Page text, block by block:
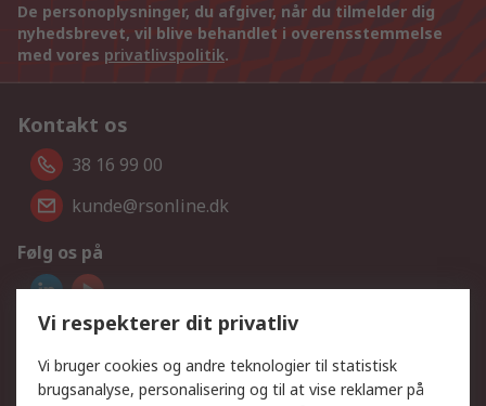
De personoplysninger, du afgiver, når du tilmelder dig
nyhedsbrevet, vil blive behandlet i overensstemmelse
med vores privatlivspolitik.
Kontakt os
38 16 99 00
kunde@rsonline.dk
Følg os på
Vi accepterer
Vi respekterer dit privatliv
Vi bruger cookies og andre teknologier til statistisk
brugsanalyse, personalisering og til at vise reklamer på